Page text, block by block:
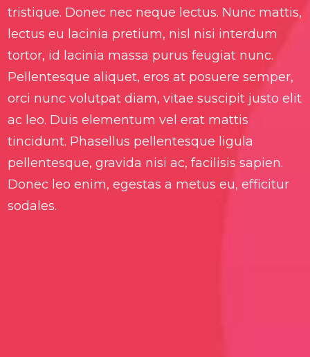
tristique. Donec nec neque lectus. Nunc mattis,
lectus eu lacinia pretium, nisl nisi interdum
tortor, id lacinia massa purus feugiat nunc.
Pellentesque aliquet, eros at posuere semper,
orci nunc volutpat diam, vitae suscipit justo elit
ac leo. Duis elementum vel erat mattis
tincidunt. Phasellus pellentesque ligula
pellentesque, gravida nisi ac, facilisis sapien.
Donec leo enim, egestas a metus eu, efficitur
sodales.